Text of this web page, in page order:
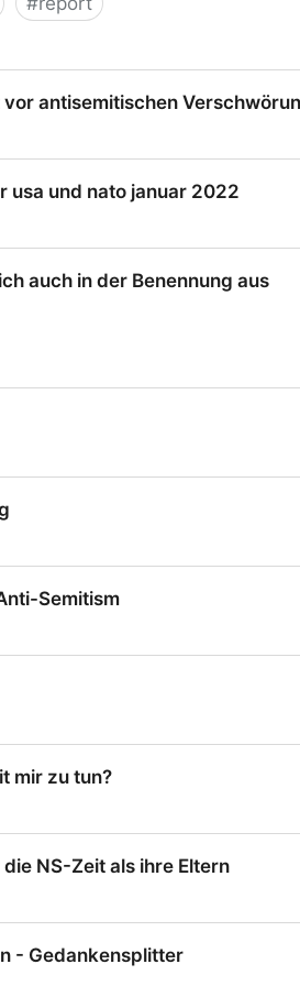
antisemitischen
und nato januar 2022
auch in der Benennung aus
Semitism
mir zu tun?
NS-Zeit als ihre Eltern
- Gedankensplitter